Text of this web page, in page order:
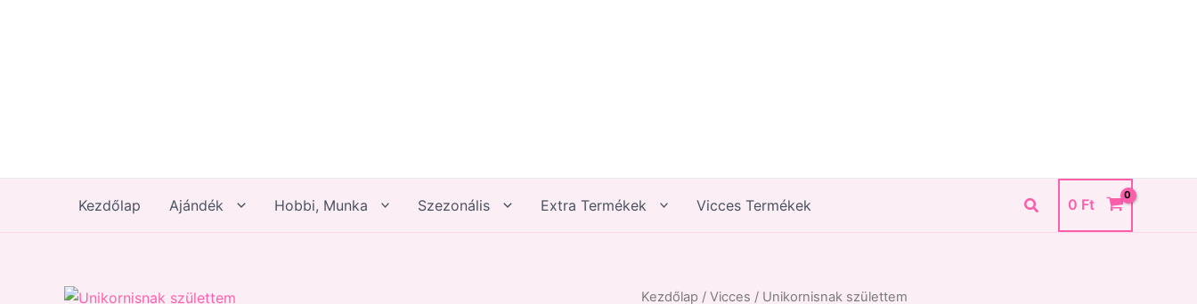
Kezdőlap Ajándék Hobbi, Munka Szezonális Extra Termékek Vicces Termékek Search0 Ft
Kezdőlap / Vicces / Unikornisnak születtem
Unikornisnak